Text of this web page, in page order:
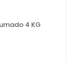
4 KG